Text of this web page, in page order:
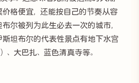
格便宜，还能按自己的节奏从容
尔被列为此生必去一次的城市，
坦布尔的代表性景点有地下水宫
、大巴扎、蓝色清真寺等。